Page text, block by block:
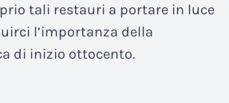
tali restauri a portare in luce
l’importanza della
di inizio ottocento.